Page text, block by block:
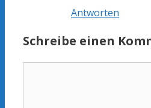
Antworten
Schreibe einen